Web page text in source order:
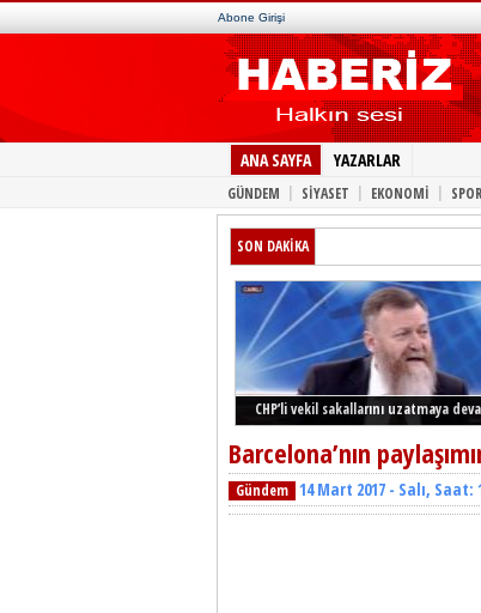
Abone Girişi
ANA SAYFA YAZARLAR
GÜNDEM | SİYASET | EKONOMİ | SPOR
SON DAKİKA
CHP’li vekil sakallarını uzatmaya
Barcelona’nın
Gündem 14 Mart 2017 - Salı, Saat: